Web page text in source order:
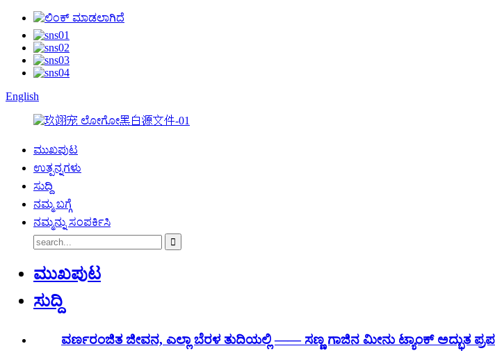
English
ಮುಖಪುಟ
ಉತ್ಪನ್ನಗಳು
ಸುದ್ದಿ
ನಮ್ಮ ಬಗ್ಗೆ
ನಮ್ಮನ್ನು ಸಂಪರ್ಕಿಸಿ
ಮುಖಪುಟ
ಸುದ್ದಿ
ವರ್ಣರಂಜಿತ ಜೀವನ, ಎಲ್ಲಾ ಬೆರಳ ತುದಿಯಲ್ಲಿ —— ಸಣ್ಣ ಗಾಜಿನ ಮೀನು ಟ್ಯಾಂಕ್ ಅದ್ಭುತ